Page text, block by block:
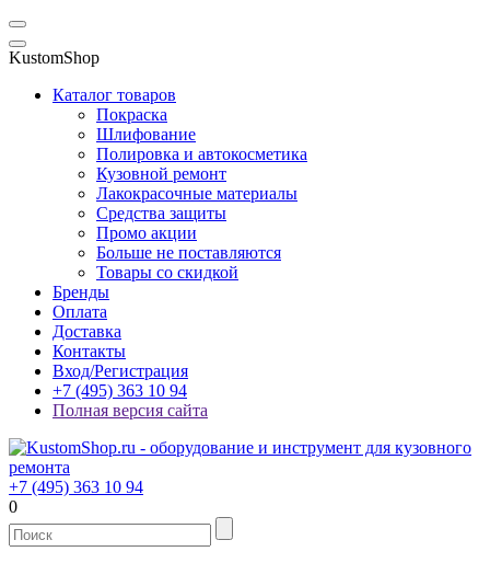
KustomShop
Каталог товаров
Покраска
Шлифование
Полировка и автокосметика
Кузовной ремонт
Лакокрасочные материалы
Средства защиты
Промо акции
Больше не поставляются
Товары со скидкой
Бренды
Оплата
Доставка
Контакты
Вход/Регистрация
+7 (495) 363 10 94
Полная версия сайта
+7 (495) 363 10 94
0